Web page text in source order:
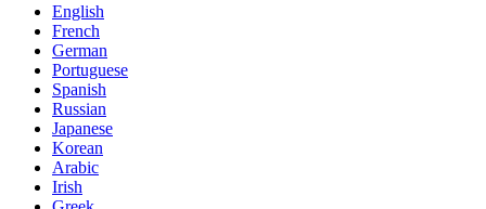
English
French
German
Portuguese
Spanish
Russian
Japanese
Korean
Arabic
Irish